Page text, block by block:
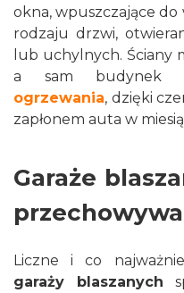
okna, wpuszczające do
rodzaju drzwi,
lub uchylnych. Ściany
a sam budynek
ogrzewania, dzięki
zapłonem auta w
Garaże
Liczne i co
garaży blaszanych